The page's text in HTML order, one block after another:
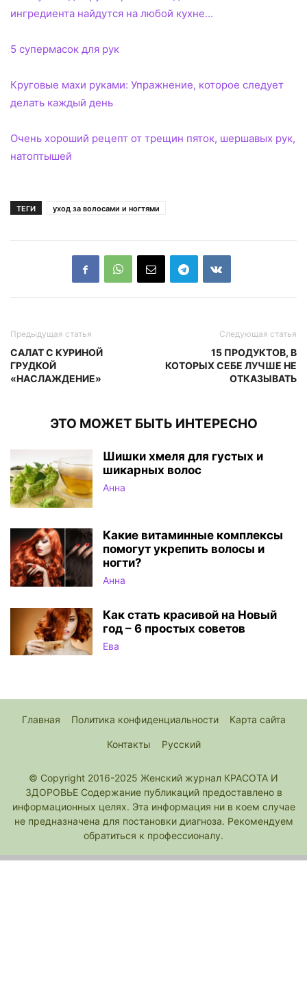
ингредиента найдутся на любой кухне…
5 супермасок для рук
Круговые махи руками: Упражнение, которое следует
делать каждый день
Очень хороший рецепт от трещин пяток, шершавых рук,
натоптышей
ТЕГИ уход за волосами и ногтями
Предыдущая статья
САЛАТ С КУРИНОЙ
ГРУДКОЙ
«НАСЛАЖДЕНИЕ»
Следующая статья
15 ПРОДУКТОВ, В
КОТОРЫХ СЕБЕ ЛУЧШЕ НЕ
ОТКАЗЫВАТЬ
ЭТО МОЖЕТ БЫТЬ ИНТЕРЕСНО
Шишки хмеля для густых и
шикарных волос
Анна
Какие витаминные комплексы
помогут укрепить волосы и
ногти?
Анна
Как стать красивой на Новый
год – 6 простых советов
Ева
Главная Политика конфиденциальности Карта сайта
Контакты Русский
© Copyright 2016-2025 Женский журнал КРАСОТА И
ЗДОРОВЬЕ Содержание публикаций предоставлено в
информационных целях. Эта информация ни в коем случае
не предназначена для постановки диагноза. Рекомендуем
обратиться к профессионалу.